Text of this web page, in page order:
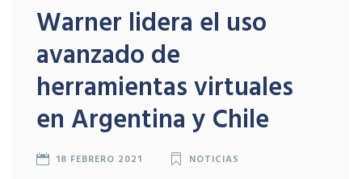
Warner lidera el uso
avanzado de
herramientas virtuales
en Argentina y Chile
18 FEBRERO 2021 NOTICIAS